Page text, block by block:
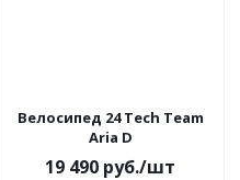
Велосипед 24 Tech Team
Aria D
19 490 руб./шт